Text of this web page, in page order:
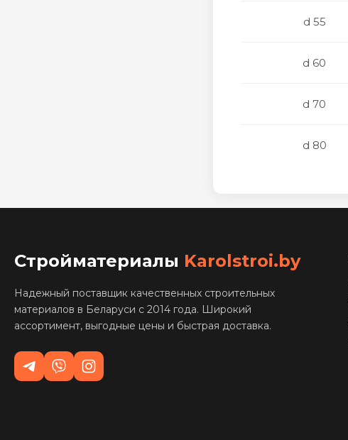
d 55
d 60
d 70
d 80
Стройматериалы Karolstroi.by
Надежный поставщик качественных строительных
материалов в Беларуси с 2014 года. Широкий
ассортимент, выгодные цены и быстрая доставка.